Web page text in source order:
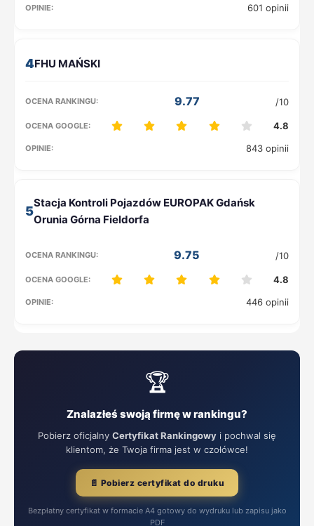
601 opinii
4
9.77 /10
4.8
843 opinii
5
9.75 /10
4.8
446 opinii
🏆
Znalazłeś swoją firmę w rankingu?
Pobierz oficjalny Certyfikat Rankingowy i pochwal się
klientom, że Twoja firma jest w czołówce!
📄 Pobierz certyfikat do druku
Bezpłatny certyfikat w formacie A4 gotowy do wydruku lub zapisu jako
PDF